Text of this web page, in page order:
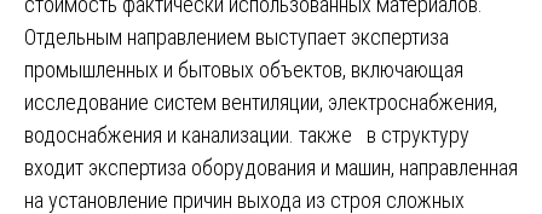
Отдельным направлением выступает экспертиза
промышленных и бытовых объектов, включающая
исследование систем вентиляции, электроснабжения,
водоснабжения и канализации. также в структуру
входит экспертиза оборудования и машин, направленная
на установление причин выхода из строя сложных